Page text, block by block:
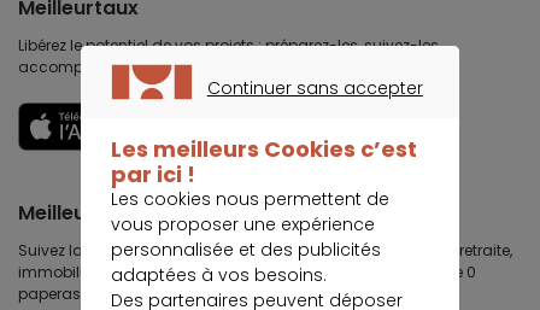
Meilleurtaux
Libérez le potentiel de vos projets : préparez-les, suivez-les,
accomplissez-les.
Meilleurtaux Placement
Suivez la performance de tous vos contrats (assurance vie, retraite,
immobilier, défiscalisation) et re-versez facilement. Garantie 0
paperasse.
Continuer sans accepter
Les meilleurs Cookies c’est
par ici !
Les cookies nous permettent de
vous proposer une expérience
personnalisée et des publicités
adaptées à vos besoins.
Des partenaires peuvent déposer